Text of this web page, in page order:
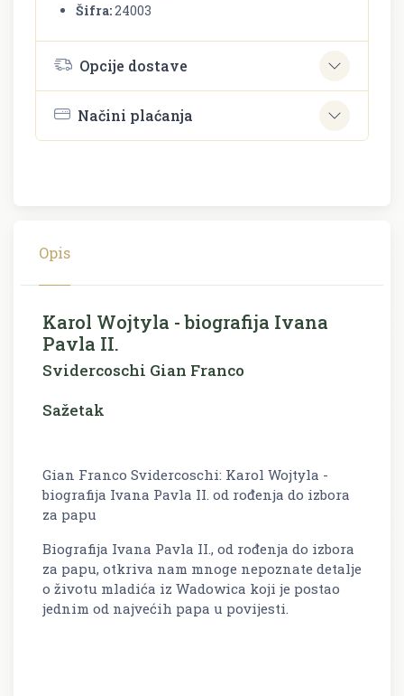
Šifra:24003
Opcije dostave
Načini plaćanja
Opis
Karol Wojtyla - biografija Ivana
Pavla II.
Svidercoschi Gian Franco
Sažetak
Gian Franco Svidercoschi: Karol Wojtyla -
biografija Ivana Pavla II. od rođenja do izbora
za papu
Biografija Ivana Pavla II., od rođenja do izbora
za papu, otkriva nam mnoge nepoznate detalje
o životu mladića iz Wadowica koji je postao
jednim od najvećih papa u povijesti.